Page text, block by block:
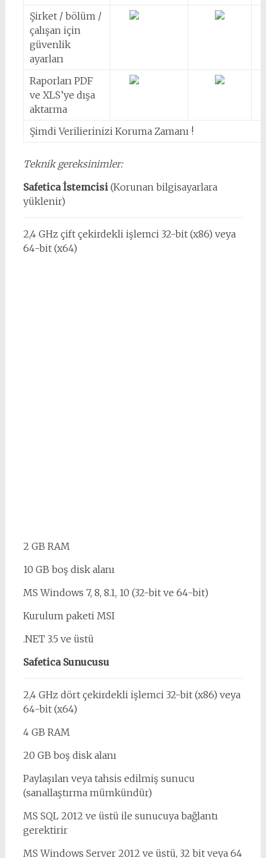
Şirket / bölüm /
çalışan için
güvenlik
ayarları
Raporları PDF
ve XLS’ye dışa
aktarma
Şimdi Verilierinizi Koruma Zamanı !
Teknik gereksinimler:
Safetica İstemcisi(Korunan bilgisayarlara
yüklenir)
2,4 GHz çift çekirdekli işlemci 32-bit (x86) veya
64-bit (x64)
2 GB RAM
10 GB boş disk alanı
MS Windows 7, 8, 8.1, 10 (32-bit ve 64-bit)
Kurulum paketi MSI
.NET 3.5 ve üstü
Safetica Sunucusu
2,4 GHz dört çekirdekli işlemci 32-bit (x86) veya
64-bit (x64)
4 GB RAM
20 GB boş disk alanı
Paylaşılan veya tahsis edilmiş sunucu
(sanallaştırma mümkündür)
MS SQL 2012 ve üstü ile sunucuya bağlantı
gerektirir
MS Windows Server 2012 ve üstü, 32 bit veya 64